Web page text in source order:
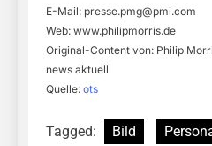
E-Mail: presse.pmg@pmi.com
Web: www.philipmorris.de
Original-Content von: Philip
news aktuell
Quelle: ots
Tagged: Bild